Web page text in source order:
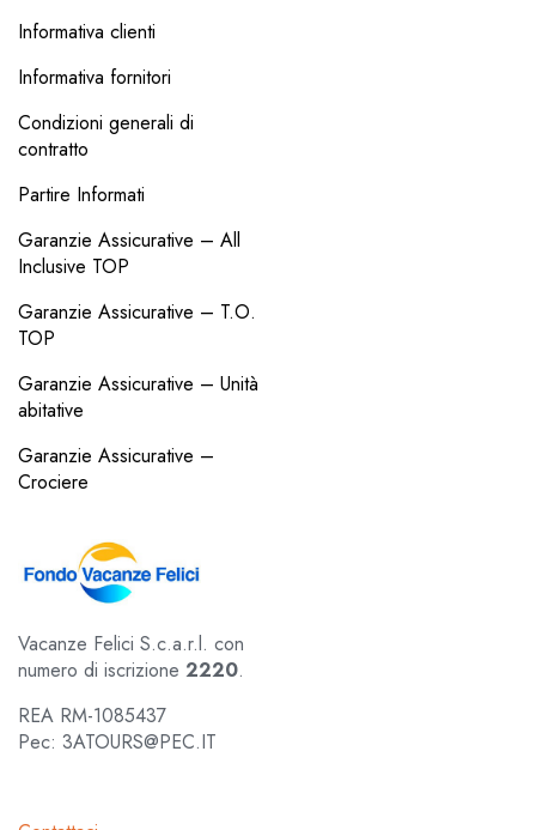
Informativa clienti
Informativa fornitori
Condizioni generali di
contratto
Partire Informati
Garanzie Assicurative – All
Inclusive TOP
Garanzie Assicurative – T.O.
TOP
Garanzie Assicurative – Unità
abitative
Garanzie Assicurative –
Crociere
Vacanze Felici S.c.a.r.l. con
numero di iscrizione 2220.
REA RM-1085437
Pec: 3ATOURS@PEC.IT